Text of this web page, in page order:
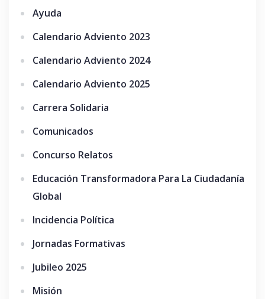
Ayuda
Calendario Adviento 2023
Calendario Adviento 2024
Calendario Adviento 2025
Carrera Solidaria
Comunicados
Concurso Relatos
Educación Transformadora Para La Ciudadanía
Global
Incidencia Política
Jornadas Formativas
Jubileo 2025
Misión